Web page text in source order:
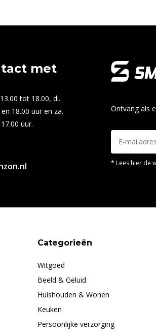
met
tot 18.00, di.
18.00 uur en za.
uur.
Ontvang als
* Lees hier de
Categorieën
Witgoed
Beeld & Geluid
Huishouden & Wonen
Keuken
Persoonlijke verzorging